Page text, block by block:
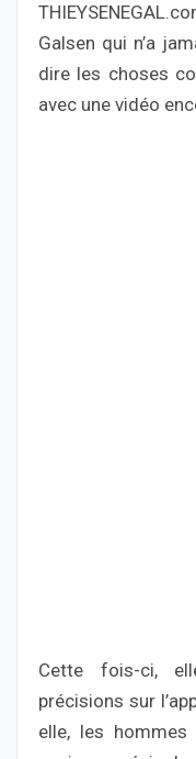
Galsen qui n’a
dire les choses
avec une vidéo
Cette fois-ci,
précisions sur
elle, les